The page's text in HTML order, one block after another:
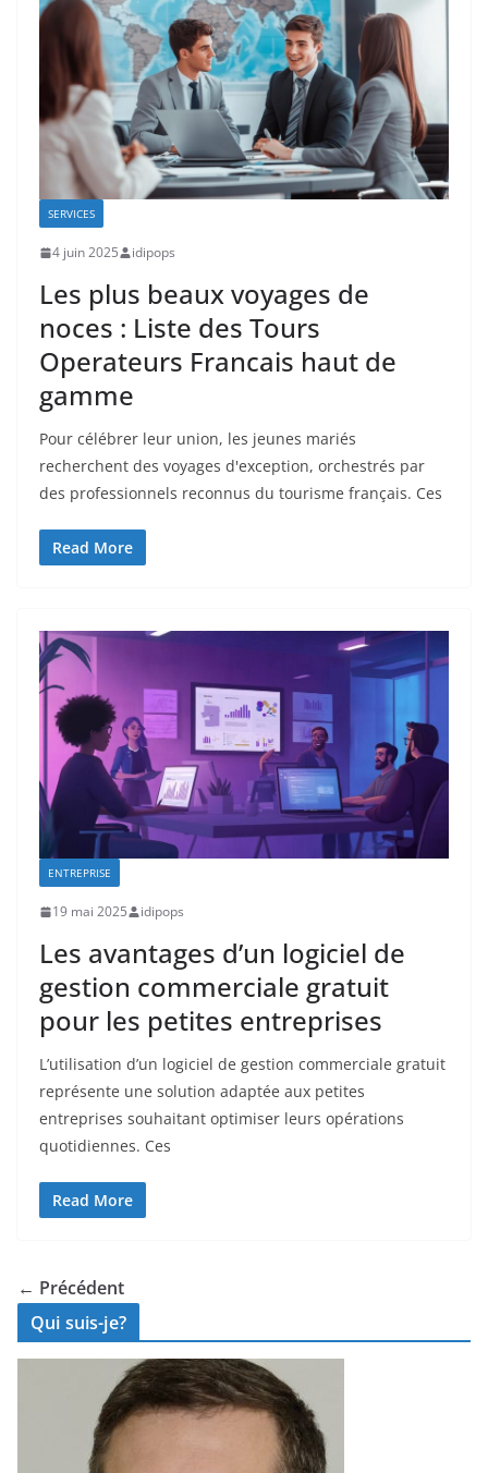
SERVICES
4 juin 2025 idipops
Les plus beaux voyages de
noces : Liste des Tours
Operateurs Francais haut de
gamme
Pour célébrer leur union, les jeunes mariés
recherchent des voyages d'exception, orchestrés par
des professionnels reconnus du tourisme français. Ces
Read More
ENTREPRISE
19 mai 2025 idipops
Les avantages d’un logiciel de
gestion commerciale gratuit
pour les petites entreprises
L’utilisation d’un logiciel de gestion commerciale gratuit
représente une solution adaptée aux petites
entreprises souhaitant optimiser leurs opérations
quotidiennes. Ces
Read More
← Précédent
Qui suis-je?